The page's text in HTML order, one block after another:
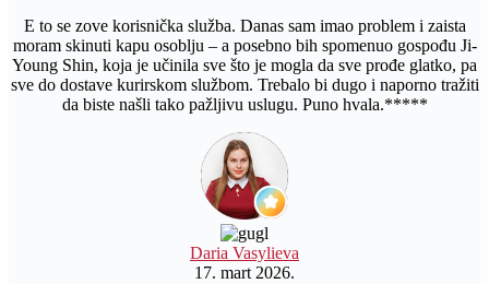
E to se zove korisnička služba. Danas sam imao problem i zaista
moram skinuti kapu osoblju – a posebno bih spomenuo gospođu Ji-
Young Shin, koja je učinila sve što je mogla da sve prođe glatko, pa
sve do dostave kurirskom službom. Trebalo bi dugo i naporno tražiti
da biste našli tako pažljivu uslugu. Puno hvala.*****
Daria Vasylieva
17. mart 2026.